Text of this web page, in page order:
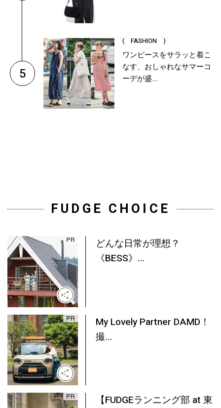
5
( FASHION )
ワンピースをサラッと着こ
なす、おしゃれなサマーコ
ーデが盛...
FUDGE CHOICE
どんな日常が理想？
《BESS》...
My Lovely Partner DAMD！
撮...
【FUDGEランニング部 at 東